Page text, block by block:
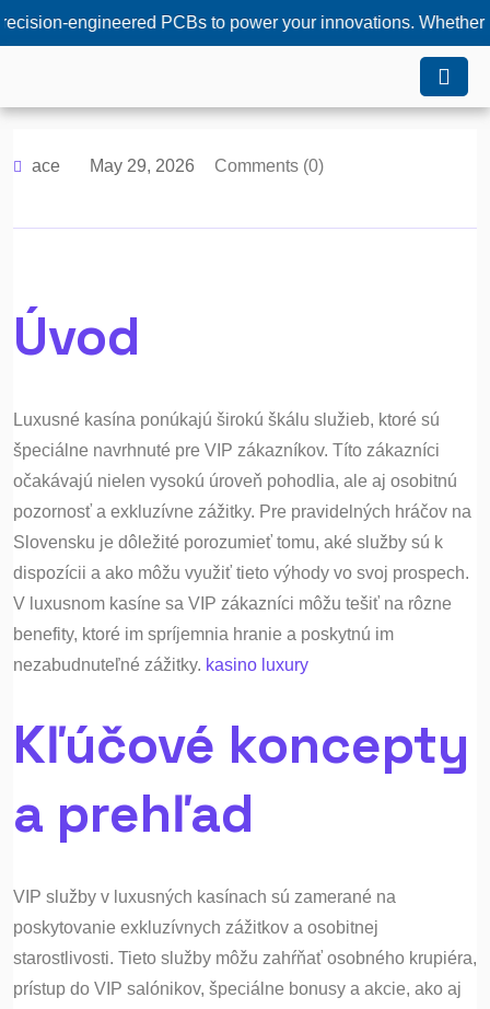
PCBs to power your innovations. Whether you
ace May 29, 2026 Comments (0)
Úvod
Luxusné kasína ponúkajú širokú škálu služieb, ktoré sú
špeciálne navrhnuté pre VIP zákazníkov. Títo zákazníci
očakávajú nielen vysokú úroveň pohodlia, ale aj osobitnú
pozornosť a exkluzívne zážitky. Pre pravidelných hráčov na
Slovensku je dôležité porozumieť tomu, aké služby sú k
dispozícii a ako môžu využiť tieto výhody vo svoj prospech.
V luxusnom kasíne sa VIP zákazníci môžu tešiť na rôzne
benefity, ktoré im spríjemnia hranie a poskytnú im
nezabudnuteľné zážitky. kasino luxury
Kľúčové koncepty
a prehľad
VIP služby v luxusných kasínach sú zamerané na
poskytovanie exkluzívnych zážitkov a osobitnej
starostlivosti. Tieto služby môžu zahŕňať osobného krupiéra,
prístup do VIP salónikov, špeciálne bonusy a akcie, ako aj